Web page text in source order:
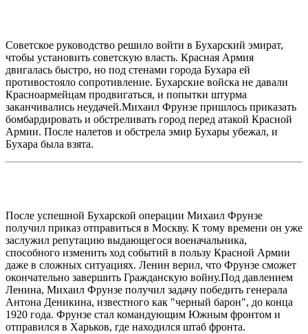
Советское руководство решило войти в Бухарский эмират,
чтобы установить советскую власть. Красная Армия
двигалась быстро, но под стенами города Бухара ей
противостояло сопротивление. Бухарские войска не давали
Красноармейцам продвигаться, и попытки штурма
заканчивались неудачей.Михаил Фрунзе пришлось приказать
бомбардировать и обстреливать город перед атакой Красной
Армии. После налетов и обстрела эмир Бухары убежал, и
Бухара была взята.
После успешной Бухарской операции Михаил Фрунзе
получил приказ отправиться в Москву. К тому времени он уже
заслужил репутацию выдающегося военачальника,
способного изменить ход событий в пользу Красной Армии
даже в сложных ситуациях. Ленин верил, что Фрунзе сможет
окончательно завершить Гражданскую войну.Под давлением
Ленина, Михаил Фрунзе получил задачу победить генерала
Антона Деникина, известного как "черный барон", до конца
1920 года. Фрунзе стал командующим Южным фронтом и
отправился в Харьков, где находился штаб фронта.